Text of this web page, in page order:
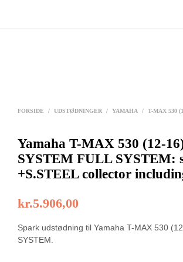
FORSIDE / UDSTØDNINGER / YAMAHA / T-MAX 530
Yamaha T-MAX 530 (12-
SYSTEM FULL SYSTEM:
+S.STEEL collector
kr.5.906,00
Spark udstødning til Yamaha T-MAX 530
SYSTEM.